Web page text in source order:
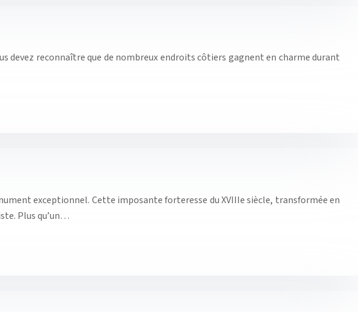
devez reconnaître que de nombreux endroits côtiers gagnent en charme durant
exceptionnel. Cette imposante forteresse du XVIIIe siècle, transformée en
Plus qu’un…